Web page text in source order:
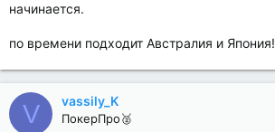
начинается.
по времени подходит Австралия и Япония!
V vassily_K
ПокерПро🥈